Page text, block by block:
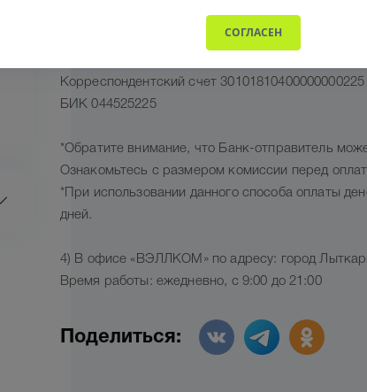
ИНН/КПП 5026115654/502701001
Расчетный счет 40702810440000004090
Корреспондентский счет 30101810400000000225
БИК 044525225
*Обратите внимание, что Банк-отправитель
Ознакомьтесь с размером комиссии перед
*При использовании данного способа оплаты
дней.
4) В офисе «ВЭЛЛКОМ» по адресу: город
Время работы: ежедневно, с 9:00 до 21:00
Поделиться:
СОГЛАСЕН